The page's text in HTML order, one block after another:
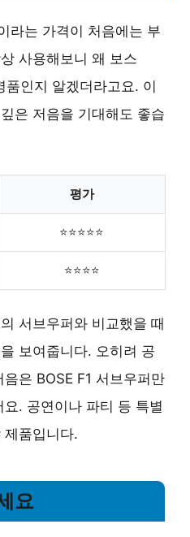
라는 가격이 처음에는 부
사용해보니 왜 보스
품인지 알겠더라고요. 이
은 저음을 기대해도 좋습
평가
⭐⭐⭐⭐⭐
⭐⭐⭐⭐
서브우퍼와 비교했을 때
보여줍니다. 오히려 공
은 BOSE F1 서브우퍼만
. 공연이나 파티 등 특별
제품입니다.
요